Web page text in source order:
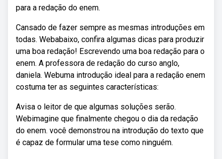
para a redação do enem.
Cansado de fazer sempre as mesmas introduções em
todas. Webabaixo, confira algumas dicas para produzir
uma boa redação! Escrevendo uma boa redação para o
enem. A professora de redação do curso anglo,
daniela. Webuma introdução ideal para a redação enem
costuma ter as seguintes características:
Avisa o leitor de que algumas soluções serão.
Webimagine que finalmente chegou o dia da redação
do enem. você demonstrou na introdução do texto que
é capaz de formular uma tese como ninguém.